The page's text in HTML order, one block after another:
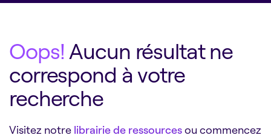
Oops! Aucun résultat ne
correspond à votre
recherche
Visitez notre librairie de ressourcesou commencez